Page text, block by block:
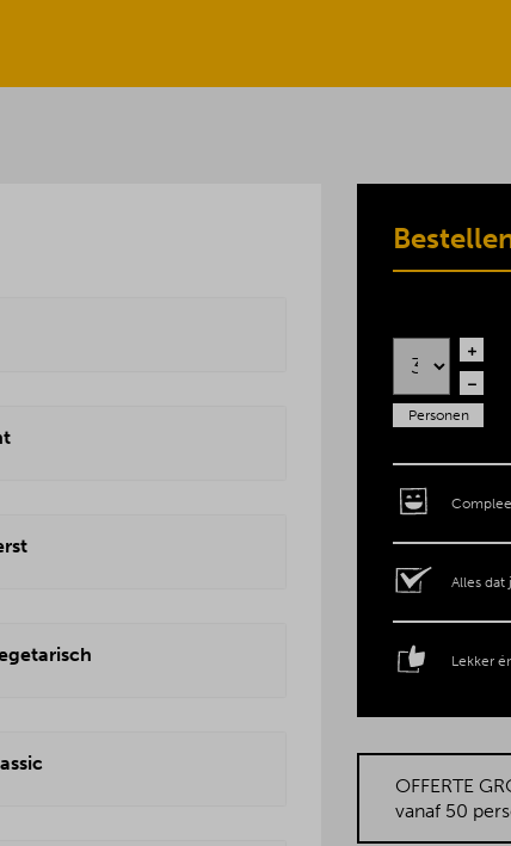
Personen
Alles
Lekker
OFFERTE
vanaf 50